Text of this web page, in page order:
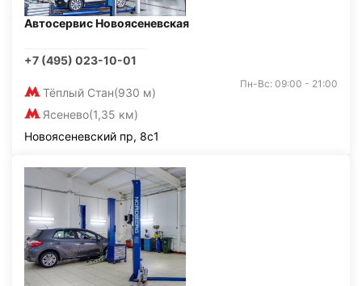
Автосервис Новоясеневская
+7 (495) 023-10-01
Тёплый Стан(930 м)
Ясенево(1,35 км)
Пн-Вс: 09:00 - 21:00
Новоясеневский пр, 8с1